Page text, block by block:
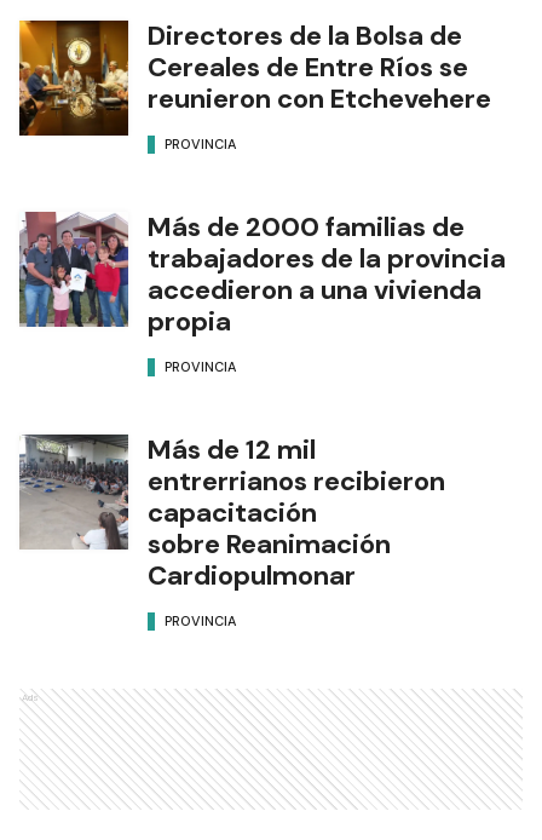
Directores de la Bolsa de
Cereales de Entre Ríos se
reunieron con Etchevehere
PROVINCIA
Más de 2000 familias de
trabajadores de la provincia
accedieron a una vivienda
propia
PROVINCIA
Más de 12 mil
entrerrianos recibieron
capacitación
sobre Reanimación
Cardiopulmonar
PROVINCIA
Ads